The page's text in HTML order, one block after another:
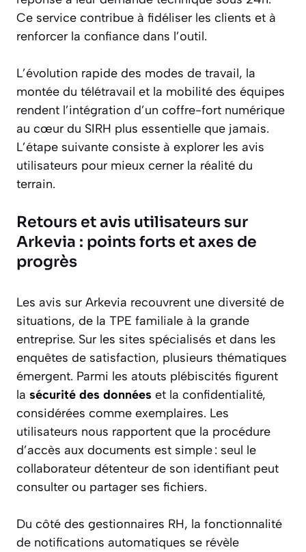
Ce service contribue à fidéliser les clients et à
renforcer la confiance dans l’outil.
L’évolution rapide des modes de travail, la
montée du télétravail et la mobilité des équipes
rendent l’intégration d’un coffre-fort numérique
au cœur du SIRH plus essentielle que jamais.
L’étape suivante consiste à explorer les avis
utilisateurs pour mieux cerner la réalité du
terrain.
Retours et avis utilisateurs sur
Arkevia : points forts et axes de
progrès
Les avis sur Arkevia recouvrent une diversité de
situations, de la TPE familiale à la grande
entreprise. Sur les sites spécialisés et dans les
enquêtes de satisfaction, plusieurs thématiques
émergent. Parmi les atouts plébiscités figurent
la sécurité des données et la confidentialité,
considérées comme exemplaires. Les
utilisateurs nous rapportent que la procédure
d’accès aux documents est simple : seul le
collaborateur détenteur de son identifiant peut
consulter ou partager ses fichiers.
Du côté des gestionnaires RH, la fonctionnalité
de notifications automatiques se révèle